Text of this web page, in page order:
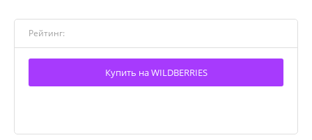
Рейтинг:
Купить на WILDBERRIES